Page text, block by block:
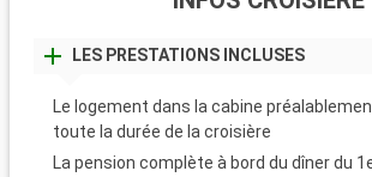
LES PRESTATIONS INCLUSES
Le logement dans la cabine
toute la durée de la croisière
La pension complète à bord du dîner du